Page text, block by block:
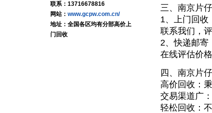
联系：13716678816
网站： www.gcpw.com.cn/
地址：全国各区均有分部高价上
门回收
三、南京片
1、上门回收
联系我们，
2、快递邮寄
在线评估价
四、南京片
高价回收：
交易渠道广
轻松回收：